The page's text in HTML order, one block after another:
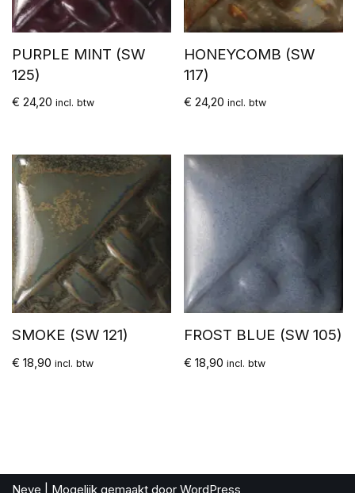
PURPLE MINT (SW
125)
€ 24,20 incl. btw
HONEYCOMB (SW
117)
€ 24,20 incl. btw
SMOKE (SW 121)
€ 18,90 incl. btw
FROST BLUE (SW 105)
€ 18,90 incl. btw
Neve | Mogelijk gemaakt door WordPress